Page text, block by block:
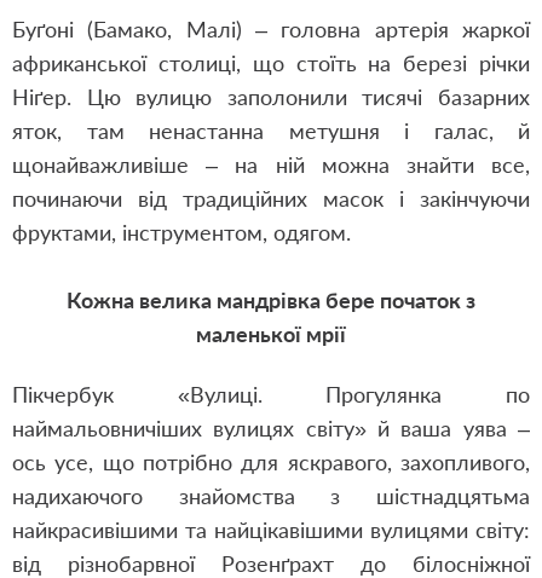
Буґоні (Бамако, Малі) – головна артерія жаркої
африканської столиці, що стоїть на березі річки
Ніґер. Цю вулицю заполонили тисячі базарних
яток, там ненастанна метушня і галас, й
щонайважливіше – на ній можна знайти все,
починаючи від традиційних масок і закінчуючи
фруктами, інструментом, одягом.
Кожна велика мандрівка бере початок з
маленької мрії
Пікчербук «Вулиці. Прогулянка по
наймальовничіших вулицях світу» й ваша уява –
ось усе, що потрібно для яскравого, захопливого,
надихаючого знайомства з шістнадцятьма
найкрасивішими та найцікавішими вулицями світу:
від різнобарвної Розенґрахт до білосніжної